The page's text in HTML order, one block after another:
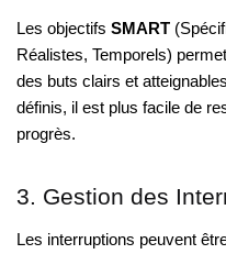
Les objectifs SMART
Réalistes, Temporels)
des buts clairs et
définis, il est plus facile de
progrès.
3. Gestion des
Les interruptions peuvent